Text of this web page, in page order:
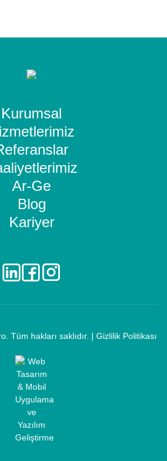
Kurumsal
Ar-Ge
Blog
Kariyer
. Tüm hakları saklıdır. | Gizlilik Politikası